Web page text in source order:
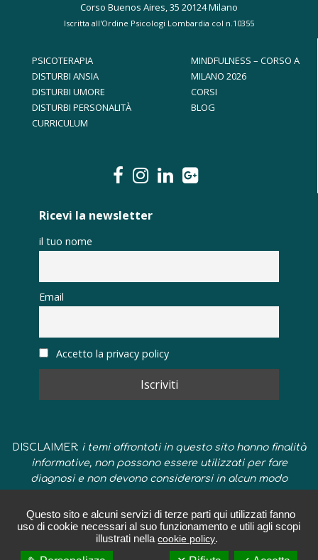
Corso Buenos Aires, 35 20124 Milano
Iscritta all'Ordine Psicologi Lombardia col n.10355
PSICOTERAPIA
DISTURBI ANSIA
DISTURBI UMORE
DISTURBI PERSONALITÀ
CURRICULUM
MINDFULNESS – CORSO A
MILANO 2026
CORSI
BLOG
Ricevi la newsletter
il tuo nome
Email
Accetto la privacy policy
DISCLAIMER: i temi affrontati in questo sito hanno finalità
informative, non possono essere utilizzati per fare
diagnosi e non devono considerarsi in alcun modo
Copyright © 2014 -2026 Marta Vittoria Ferrari, Psicoterapeuta a Milano,
Questo sito e alcuni servizi di terze parti qui utilizzati fanno
uso di cookie necessari al suo funzionamento e utili agli scopi
illustrati nellacookie policy.